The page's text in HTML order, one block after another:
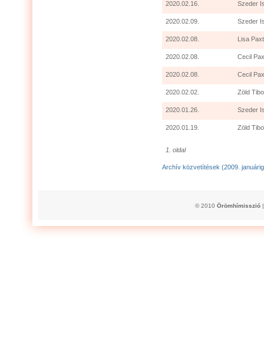
2020.02.16. Szeder
2020.02.09. Szeder
2020.02.08. Lisa
2020.02.08. Cecil
2020.02.08. Cecil
2020.02.02. Zöld
2020.01.26. Szeder
2020.01.19. Zöld
1. oldal
Archív közvetítések (2009.
© 2010 Örömhímisszió